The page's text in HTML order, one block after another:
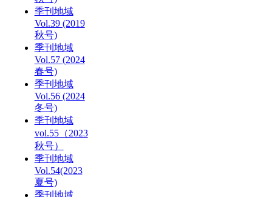
季刊地域
Vol.39 (2019
秋号)
季刊地域
Vol.57 (2024
春号)
季刊地域
Vol.56 (2024
冬号)
季刊地域
vol.55（2023
秋号）
季刊地域
Vol.54(2023
夏号)